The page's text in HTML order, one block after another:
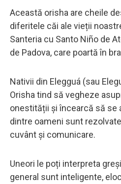
Această orisha are cheile
diferitele căi ale vieții
Santeria cu Santo Niño de
de Padova, care poartă în
Nativii din Elegguá (sau
Orisha tind să vegheze
onestității și încearcă să se
dintre oameni sunt
cuvânt și comunicare.
Uneori le poți interpreta
general sunt inteligente,